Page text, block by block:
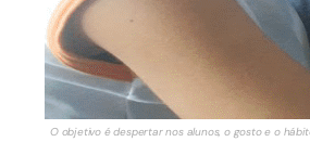
O objetivo é despertar nos alunos, o gosto e o